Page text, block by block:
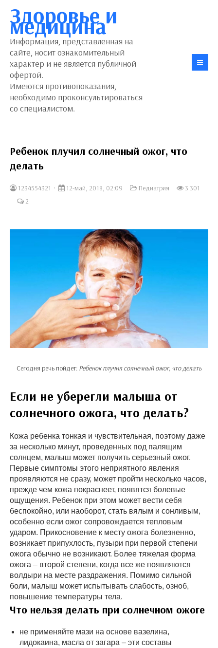
Здоровье и
медицина
Информация, представленная на
сайте, носит ознакомительный
характер и не является публичной
офертой.
Имеются противопоказания,
необходимо проконсультироваться
со специалистом.
Ребенок плучил солнечный ожог, что
делать
1234554321 12-май, 2018, 02:09 Педиатрия
3 301
2
Сегодня речь пойдет: Ребенок плучил солнечный ожог, что делать
Если не уберегли малыша от
солнечного ожога, что делать?
Кожа ребенка тонкая и чувствительная, поэтому даже
за несколько минут, проведенных под палящим
солнцем, малыш может получить серьезный ожог.
Первые симптомы этого неприятного явления
проявляются не сразу, может пройти несколько часов,
прежде чем кожа покраснеет, появятся болевые
ощущения. Ребенок при этом может вести себя
беспокойно, или наоборот, стать вялым и сонливым,
особенно если ожог сопровождается тепловым
ударом. Прикосновение к месту ожога болезненно,
возникает припухлость, пузыри при первой степени
ожога обычно не возникают. Более тяжелая форма
ожога – второй степени, когда все же появляются
волдыри на месте раздражения. Помимо сильной
боли, малыш может испытывать слабость, озноб,
повышение температуры тела.
Что нельзя делать при солнечном ожоге
не применяйте мази на основе вазелина,
лидокаина, масла от загара – эти составы